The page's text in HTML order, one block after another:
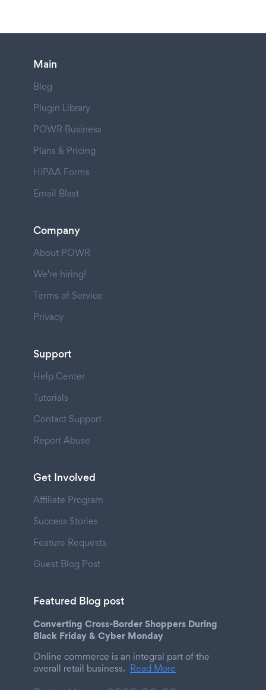
Main
Blog
Plugin Library
POWR Business
Plans & Pricing
HIPAA Forms
Email Blast
Company
About POWR
We're hiring!
Terms of Service
Privacy
Support
Help Center
Tutorials
Contact Support
Report Abuse
Get Involved
Affiliate Program
Success Stories
Feature Requests
Guest Blog Post
Featured Blog post
Converting Cross-Border Shoppers During
Black Friday & Cyber Monday
Online commerce is an integral part of the
overall retail business. Read More